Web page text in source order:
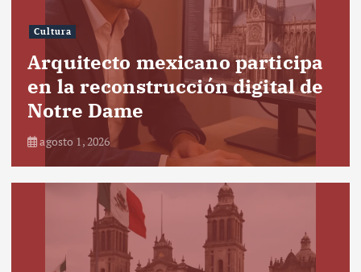
Cultura
Arquitecto mexicano participa
en la reconstrucción digital de
Notre Dame
agosto 1, 2026